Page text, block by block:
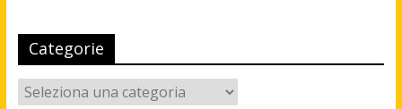
Categorie
Categorie